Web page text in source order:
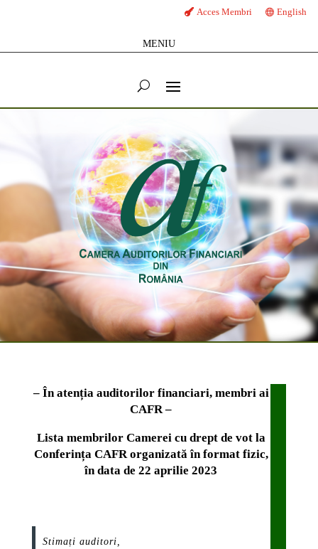
Acces Membri English
MENIU
– În atenția auditorilor financiari, membri ai
CAFR –
Lista membrilor Camerei cu drept de vot la
Conferința CAFR organizată în format fizic,
în data de 22 aprilie 2023
Stimați auditori,